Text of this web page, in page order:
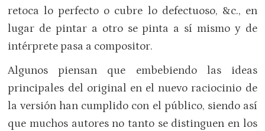
retoca lo perfecto o cubre lo defectuoso, &c., en
lugar de pintar a otro se pinta a sí mismo y de
intérprete pasa a compositor.
Algunos piensan que embebiendo las ideas
principales del original en el nuevo raciocinio de
la versión han cumplido con el público, siendo así
que muchos autores no tanto se distinguen en los